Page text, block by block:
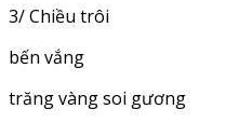
3/ Chiều trôi
bến vắng
trăng vàng soi gương